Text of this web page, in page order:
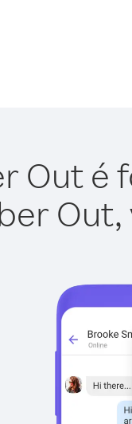
Out é
Out,